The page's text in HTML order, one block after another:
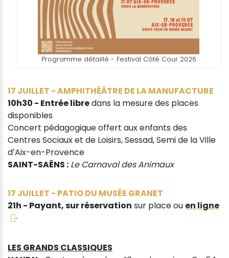
Programme détaillé - Festival Côté Cour 2026
17 JUILLET - AMPHITHÉÂTRE DE LA MANUFACTURE
10h30 - Entrée libredans la mesure des places
disponibles
Concert pédagogique offert aux enfants des
Centres Sociaux et de Loisirs, Sessad, Semi de la Ville
dʼAix-en-Provence
SAINT-SAËNS : Le Carnaval des Animaux
17 JUILLET - PATIO DU MUSÉE GRANET
21h - Payant, sur réservation sur place ou en ligne
LES GRANDS CLASSIQUES